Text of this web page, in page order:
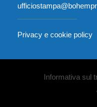
Privacy e cookie policy
Informativa sul